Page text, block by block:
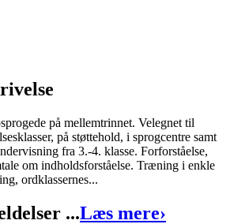
på mellemtrinnet. Velegnet til
på støttehold, i sprogcentre samt
fra 3.-4. klasse. Forforståelse,
om indholdsforståelse. Træning i enkle
ordklassernes...
...Læs mere›